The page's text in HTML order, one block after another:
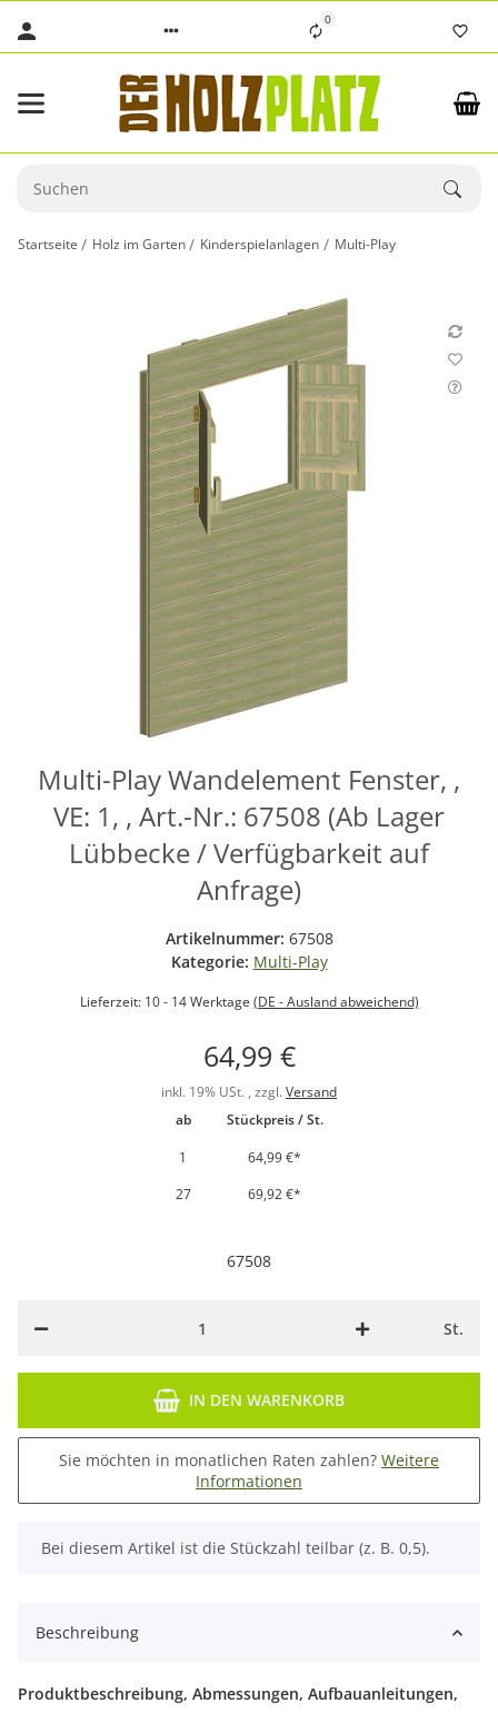
0
Startseite Holz im Garten Kinderspielanlagen Multi-Play
Multi-Play Wandelement Fenster, ,
VE: 1, , Art.-Nr.: 67508 (Ab Lager
Lübbecke / Verfügbarkeit auf
Anfrage)
Artikelnummer: 67508
Kategorie: Multi-Play
Lieferzeit: 10 - 14 Werktage (DE - Ausland abweichend)
64,99 €
inkl. 19% USt. , zzgl. Versand
ab
Stückpreis / St.
1
64,99 €*
27
69,92 €*
67508
St.
IN DEN WARENKORB
Sie möchten in monatlichen Raten zahlen? Weitere
Informationen
x
Bei diesem Artikel ist die Stückzahl teilbar (z. B. 0,5).
Beschreibung
Produktbeschreibung, Abmessungen, Aufbauanleitungen,